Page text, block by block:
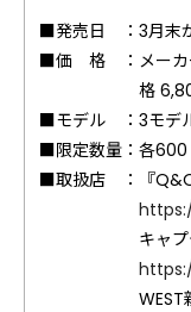
■発売日 ： 3月末
■価 格 ： メー
格
■モデル ： 3モデ
■限定数量： 各600
■取扱店 ：
『
キャ